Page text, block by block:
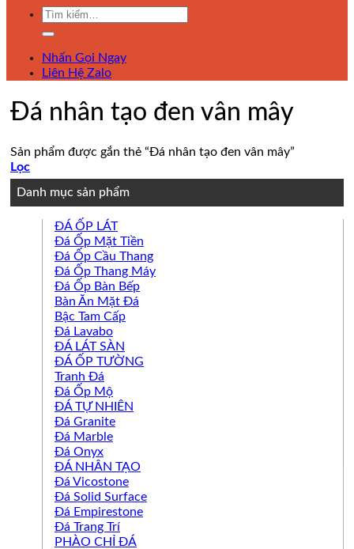
Tìm
Nhấn Gọi Ngay
Liên Hệ Zalo
Đá nhân tạo đen vân mây
Sản phẩm được gắn thẻ “Đá nhân tạo đen vân mây”
Lọc
Danh mục sản phẩm
ĐÁ ỐP LÁT
Đá Ốp Mặt Tiền
Đá Ốp Cầu Thang
Đá Ốp Thang Máy
Đá Ốp Bàn Bếp
Bàn Ăn Mặt Đá
Bậc Tam Cấp
Đá Lavabo
ĐÁ LÁT SÀN
ĐÁ ỐP TƯỜNG
Tranh Đá
Đá Ốp Mộ
ĐÁ TỰ NHIÊN
Đá Granite
Đá Marble
Đá Onyx
ĐÁ NHÂN TẠO
Đá Vicostone
Đá Solid Surface
Đá Empirestone
Đá Trang Trí
PHÀO CHỈ ĐÁ